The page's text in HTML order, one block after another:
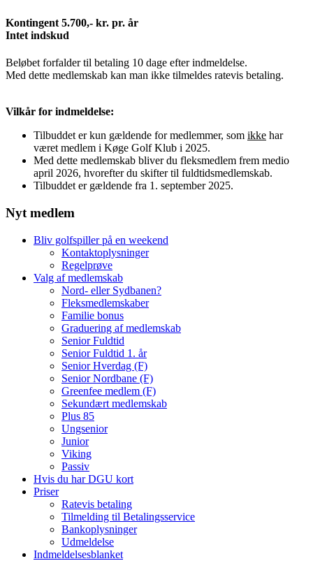
Kontingent 5.700,- kr. pr. år
Intet indskud
Beløbet forfalder til betaling 10 dage efter indmeldelse.
Med dette medlemskab kan man ikke tilmeldes ratevis betaling.
Vilkår for indmeldelse:
Tilbuddet er kun gældende for medlemmer, som ikke har
været medlem i Køge Golf Klub i 2025.
Med dette medlemskab bliver du fleksmedlem frem medio
april 2026, hvorefter du skifter til fuldtidsmedlemskab.
Tilbuddet er gældende fra 1. september 2025.
Nyt medlem
Bliv golfspiller på en weekend
Kontaktoplysninger
Regelprøve
Valg af medlemskab
Nord- eller Sydbanen?
Fleksmedlemskaber
Familie bonus
Graduering af medlemskab
Senior Fuldtid
Senior Fuldtid 1. år
Senior Hverdag (F)
Senior Nordbane (F)
Greenfee medlem (F)
Sekundært medlemskab
Plus 85
Ungsenior
Junior
Viking
Passiv
Hvis du har DGU kort
Priser
Ratevis betaling
Tilmelding til Betalingsservice
Bankoplysninger
Udmeldelse
Indmeldelsesblanket